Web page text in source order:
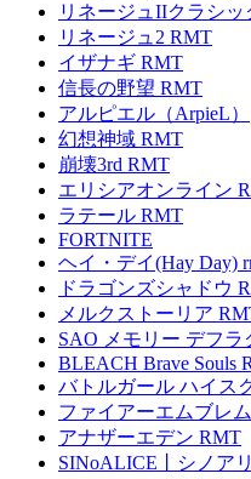
リネージュIIクラシ
リネージュ2 RMT
イザナギ RMT
信長の野望 RMT
アルピエル（ArpieL）
幻想神域 RMT
崩壊3rd RMT
エリシアオンライン
ラテール RMT
FORTNITE
ヘイ・デイ(Hay Day)
ドラゴンズシャドウ
メルクストーリア
SAO メモリー デフラ
BLEACH Brave Souls
バトルガール ハイス
ファイアーエムブレ
アナザーエデン RMT
SINoALICE丨シノア